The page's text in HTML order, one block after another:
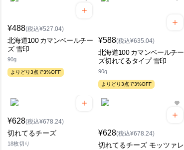
¥488(税込¥527.04)
北海道100 カマンベールチー
ズ 雪印
90g
よりどり3点で3%OFF
¥588(税込¥635.04)
北海道100 カマンベールチー
ズ切れてるタイプ 雪印
90g
よりどり3点で3%OFF
¥628(税込¥678.24)
切れてるチーズ
18枚切り
¥628(税込¥678.24)
切れてるチーズ モッツァレ